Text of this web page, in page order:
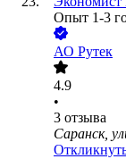
Опыт 1-3
АО Рутек
4.9
•
3 отзыва
Саранск,